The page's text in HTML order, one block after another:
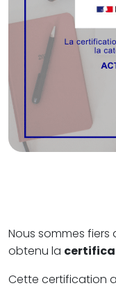
Nous sommes
obtenu la
Cette certification